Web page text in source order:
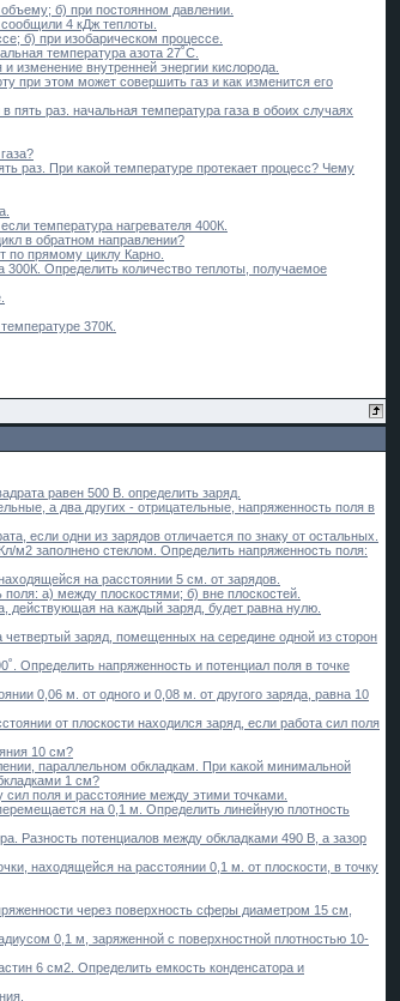
б) при постоянном давлении.
4 кДж теплоты.
б) при изобарическом процессе.
температура азота 27˚С.
внутренней энергии кислорода.
при этом может совершить газ и как изменится его
раз. начальная температура газа в обоих случаях
раз. При какой температуре протекает процесс? Чему
температура нагревателя 400К.
в обратном направлении?
по прямому циклу Карно.
Определить количество теплоты, получаемое
370К.
равен 500 В. определить заряд.
а два других - отрицательные, напряженность поля в
если одни из зарядов отличается по знаку от остальных.
м2 заполнено стеклом. Определить напряженность поля:
на расстоянии 5 см. от зарядов.
а) между плоскостями; б) вне плоскостей.
действующая на каждый заряд, будет равна нулю.
заряд, помещенных на середине одной из сторон
Определить напряженность и потенциал поля в точке
0,06 м. от одного и 0,08 м. от другого заряда, равна 10
от плоскости находился заряд, если работа сил поля
10 см?
параллельном обкладкам. При какой минимальной
1 см?
поля и расстояние между этими точками.
на 0,1 м. Определить линейную плотность
Разность потенциалов между обкладками 490 В, а зазор
находящейся на расстоянии 0,1 м. от плоскости, в точку
через поверхность сферы диаметром 15 см,
0,1 м, заряженной с поверхностной плотностью 10-
6 см2. Определить емкость конденсатора и